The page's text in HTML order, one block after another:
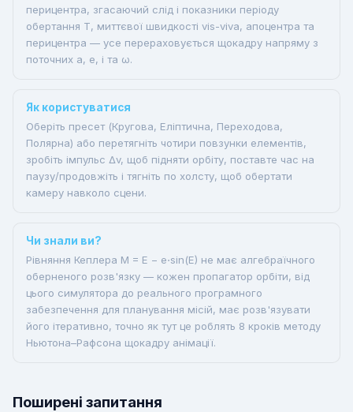
перицентра, згасаючий слід і показники періоду
обертання T, миттєвої швидкості vis-viva, апоцентра та
перицентра — усе перераховується щокадру напряму з
поточних a, e, i та ω.
Як користуватися
Оберіть пресет (Кругова, Еліптична, Переходова,
Полярна) або перетягніть чотири повзунки елементів,
зробіть імпульс Δv, щоб підняти орбіту, поставте час на
паузу/продовжіть і тягніть по холсту, щоб обертати
камеру навколо сцени.
Чи знали ви?
Рівняння Кеплера M = E − e⋅sin(E) не має алгебраїчного
оберненого розв'язку — кожен пропагатор орбіти, від
цього симулятора до реального програмного
забезпечення для планування місій, має розв'язувати
його ітеративно, точно як тут це роблять 8 кроків методу
Ньютона–Рафсона щокадру анімації.
Поширені запитання